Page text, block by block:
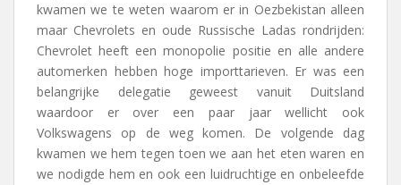
kwamen we te weten waarom er in Oezbekistan alleen
maar Chevrolets en oude Russische Ladas rondrijden:
Chevrolet heeft een monopolie positie en alle andere
automerken hebben hoge importtarieven. Er was een
belangrijke delegatie geweest vanuit Duitsland
waardoor er over een paar jaar wellicht ook
Volkswagens op de weg komen. De volgende dag
kwamen we hem tegen toen we aan het eten waren en
we nodigde hem en ook een luidruchtige en onbeleefde